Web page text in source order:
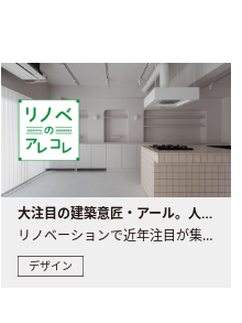
大注目の建築意匠・アール。人気の理由と空間に取り入れるポイント
リノベーションで近年注目が集まる建築意匠の一つであるアール..
デザイン